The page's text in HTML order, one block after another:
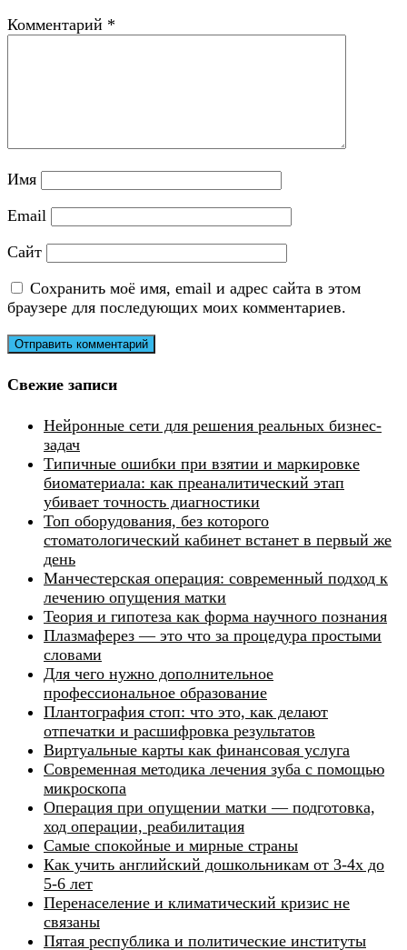
Комментарий *
Имя
Email
Сайт
Сохранить моё имя, email и адрес сайта в этом
браузере для последующих моих комментариев.
Свежие записи
Нейронные сети для решения реальных бизнес-
задач
Типичные ошибки при взятии и маркировке
биоматериала: как преаналитический этап
убивает точность диагностики
Топ оборудования, без которого
стоматологический кабинет встанет в первый же
день
Манчестерская операция: современный подход к
лечению опущения матки
Теория и гипотеза как форма научного познания
Плазмаферез — это что за процедура простыми
словами
Для чего нужно дополнительное
профессиональное образование
Плантография стоп: что это, как делают
отпечатки и расшифровка результатов
Виртуальные карты как финансовая услуга
Современная методика лечения зуба с помощью
микроскопа
Операция при опущении матки — подготовка,
ход операции, реабилитация
Самые спокойные и мирные страны
Как учить английский дошкольникам от 3-4х до
5-6 лет
Перенаселение и климатический кризис не
связаны
Пятая республика и политические институты